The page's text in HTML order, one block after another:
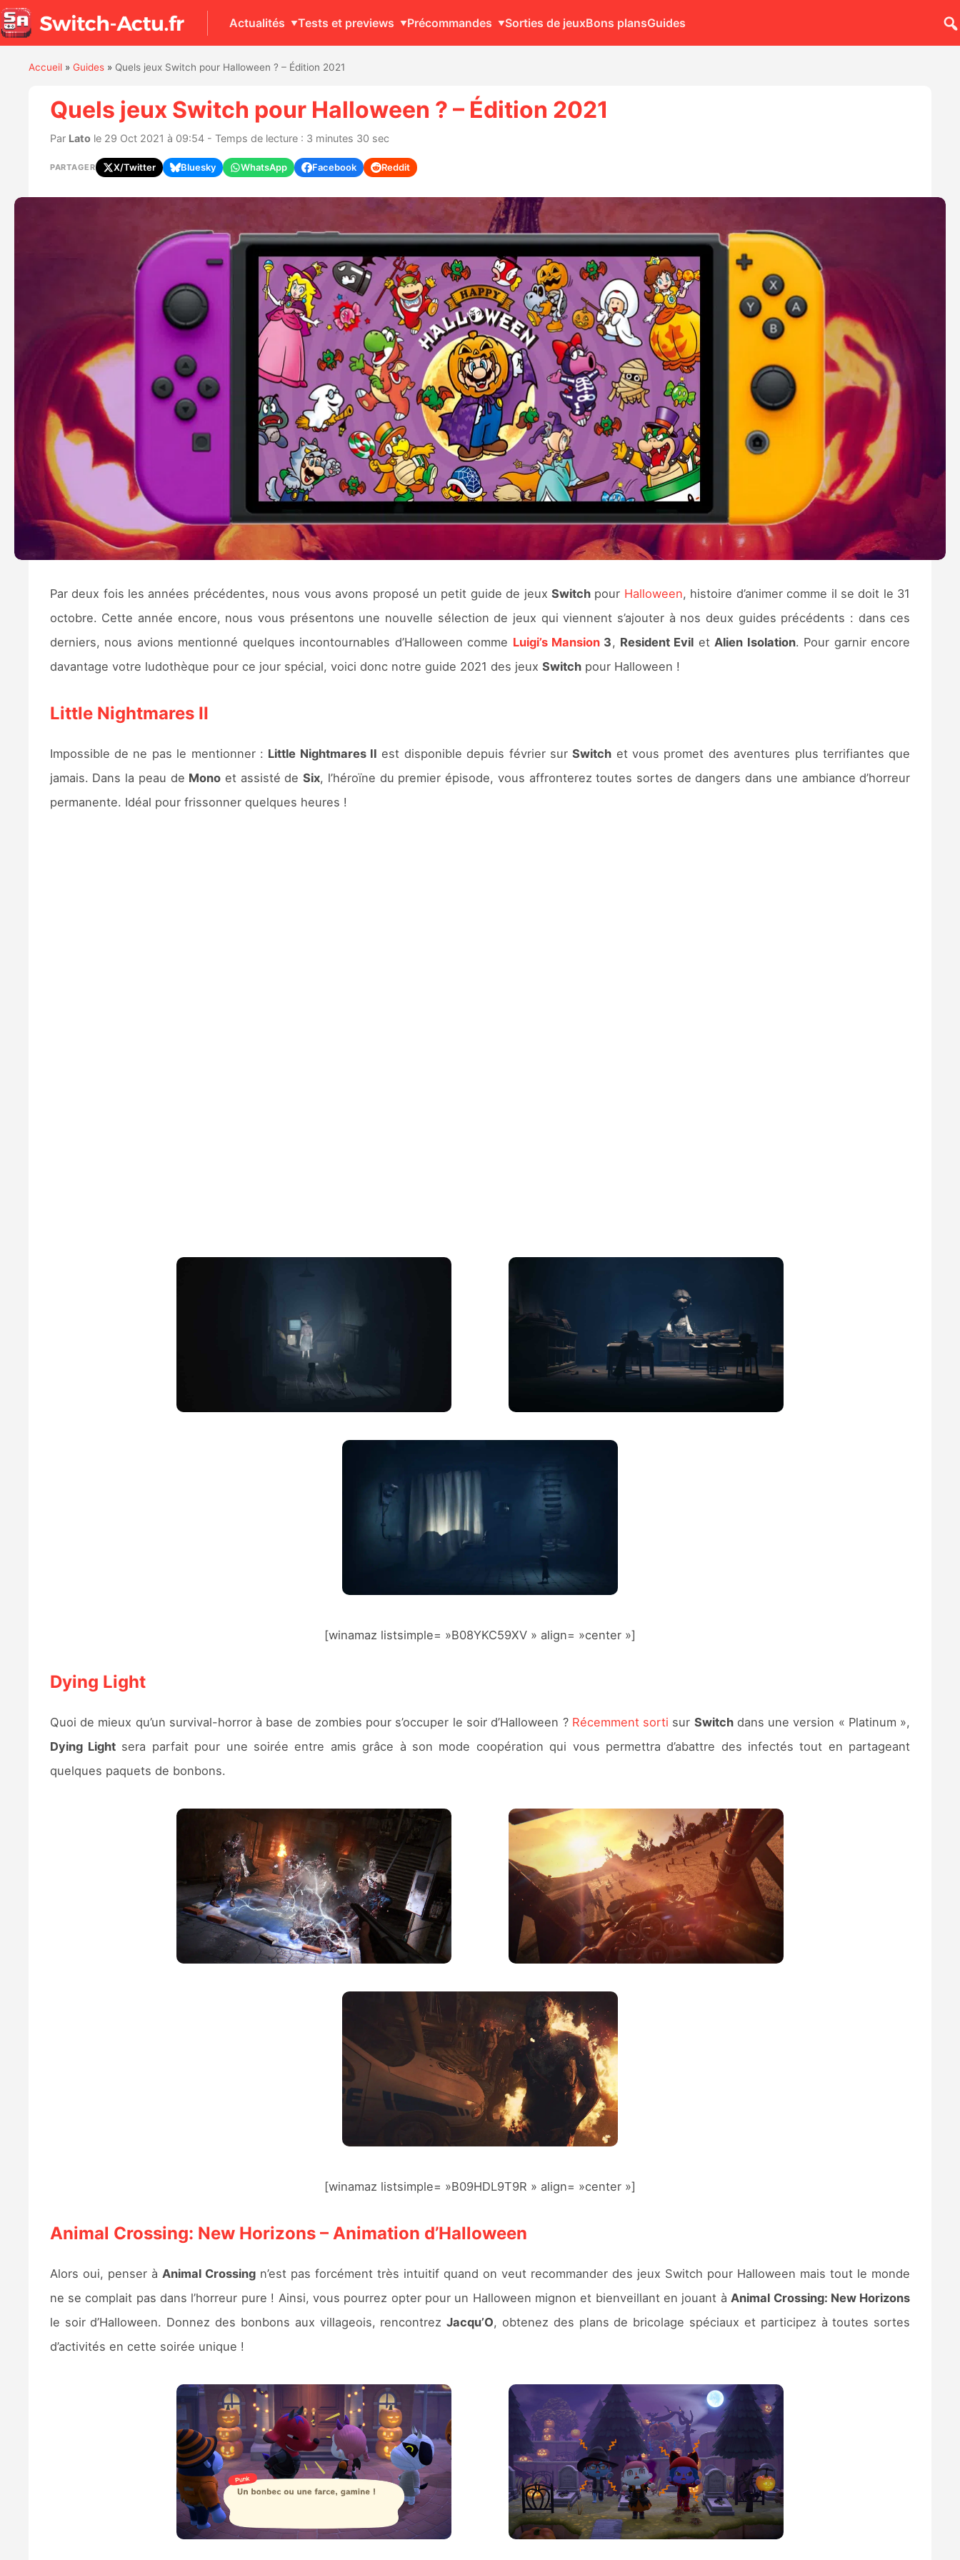
Actualités Tests et previews Précommandes Sorties de jeuxBons plansGuides
Accueil» Guides» Quels jeux Switch pour Halloween ? – Édition 2021
Quels jeux Switch pour Halloween ? – Édition 2021
Par Latole 29 Oct 2021 à 09:54 - Temps de lecture : 3 minutes 30 sec
PARTAGER X/Twitter Bluesky WhatsApp Facebook Reddit
Par deux fois les années précédentes, nous vous avons proposé un petit guide de jeuxSwitch pour Halloween, histoire d’animer comme il se doit le 31
octobre. Cette année encore, nous vous présentons une nouvelle sélection de jeux qui viennent s’ajouter à nos deux guides précédents : dans ces
derniers, nous avions mentionné quelques incontournables d’Halloween comme Luigi’s Mansion 3, Resident Evil etAlien Isolation. Pour garnir encore
davantage votre ludothèque pour ce jour spécial, voici donc notre guide 2021 des jeux Switchpour Halloween !
Little Nightmares II
Impossible de ne pas le mentionner : Little Nightmares II est disponible depuis février surSwitch et vous promet des aventures plus terrifiantes que
jamais. Dans la peau de Mono et assisté deSix, l’héroïne du premier épisode, vous affronterez toutes sortes de dangers dans une ambiance d’horreur
permanente. Idéal pour frissonner quelques heures !
[winamaz listsimple= »B08YKC59XV » align= »center »]
Dying Light
Quoi de mieux qu’un survival-horror à base de zombies pour s’occuper le soir d’Halloween ? Récemment sorti sur Switchdans une version « Platinum »,
Dying Light sera parfait pour une soirée entre amis grâce à son mode coopération qui vous permettra d’abattre des infectés tout en partageant
quelques paquets de bonbons.
[winamaz listsimple= »B09HDL9T9R » align= »center »]
Animal Crossing: New Horizons – Animation d’Halloween
Alors oui, penser à Animal Crossingn’est pas forcément très intuitif quand on veut recommander des jeux Switch pour Halloween mais tout le monde
ne se complait pas dans l’horreur pure ! Ainsi, vous pourrez opter pour un Halloween mignon et bienveillant en jouant àAnimal Crossing: New Horizons
le soir d’Halloween. Donnez des bonbons aux villageois, rencontrezJacqu’O, obtenez des plans de bricolage spéciaux et participez à toutes sortes
d’activités en cette soirée unique !